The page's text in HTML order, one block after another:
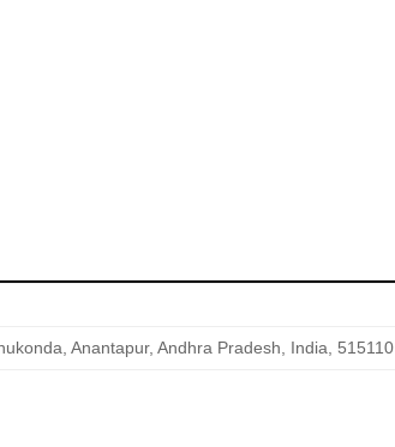
Anantapur, Andhra Pradesh, India, 515110